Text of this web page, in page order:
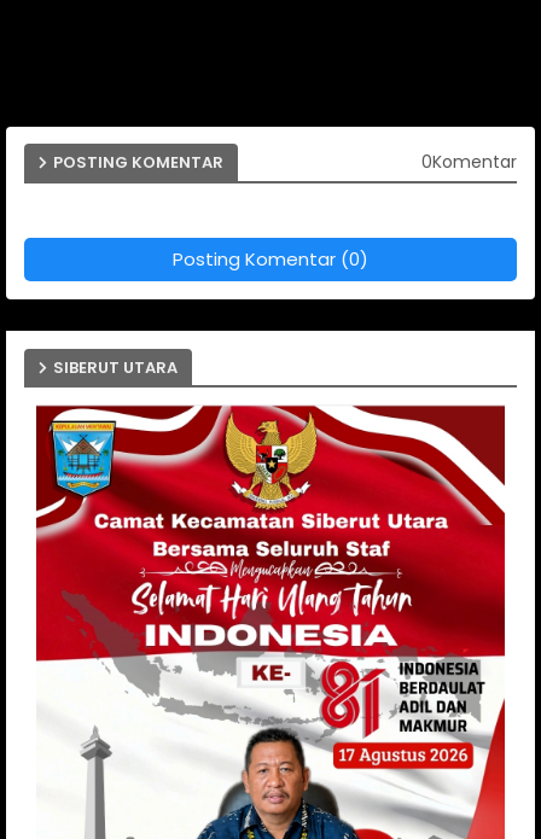
POSTING KOMENTAR 0Komentar
Posting Komentar (0)
SIBERUT UTARA